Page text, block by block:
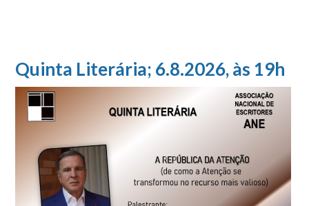
Quinta Literária; 6.8.2026, às 19h